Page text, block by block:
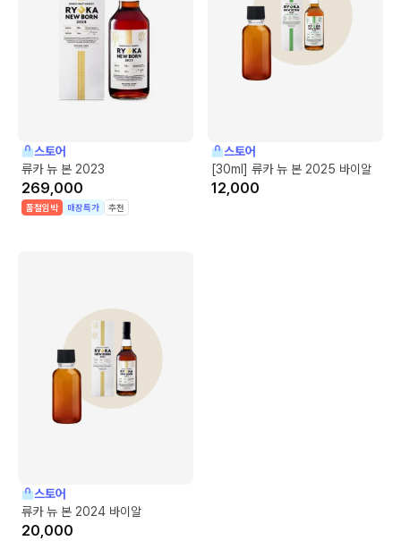
스토어
류카 뉴 본 2023
269,000
품절임박 매장특가 추천
스토어
[30ml] 류카 뉴 본 2025 바이알
12,000
스토어
류카 뉴 본 2024 바이알
20,000